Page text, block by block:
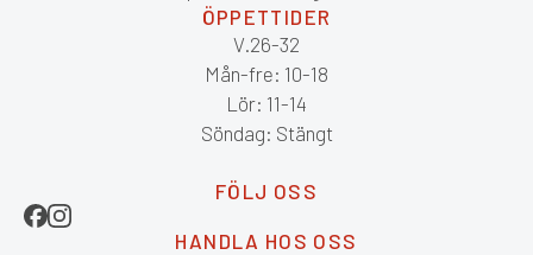
ÖPPETTIDER
V.26-32
Mån-fre: 10-18
Lör: 11-14
Söndag: Stängt
FÖLJ OSS
HANDLA HOS OSS